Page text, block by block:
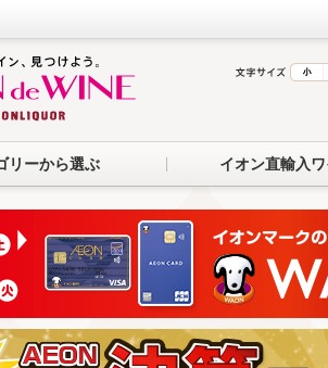
リーから選ぶ イオン直輸入